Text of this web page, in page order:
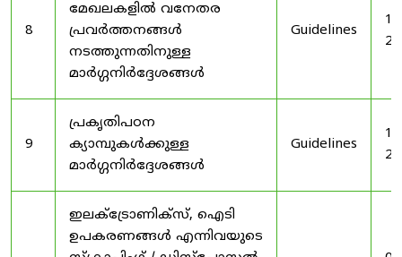
8
മേഖലകളിൽ വനേതര
പ്രവർത്തനങ്ങൾ
നടത്തുന്നതിനുള്ള
മാർഗ്ഗനിർദ്ദേശങ്ങൾ
Guidelines
9
പ്രകൃതിപഠന
ക്യാമ്പുകൾക്കുള്ള
മാർഗ്ഗനിർദ്ദേശങ്ങൾ
Guidelines
ഇലക്‌ട്രോണിക്‌സ്, ഐടി
ഉപകരണങ്ങൾ എന്നിവയുടെ